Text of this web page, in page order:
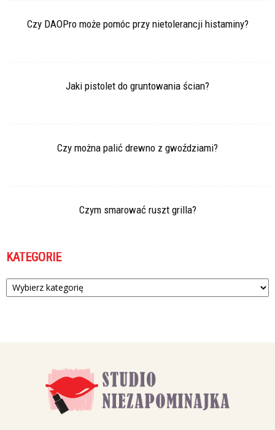
Czy DAOPro może pomóc przy nietolerancji histaminy?
Jaki pistolet do gruntowania ścian?
Czy można palić drewno z gwoździami?
Czym smarować ruszt grilla?
KATEGORIE
Kategorie